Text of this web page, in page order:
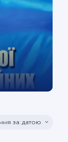
датою